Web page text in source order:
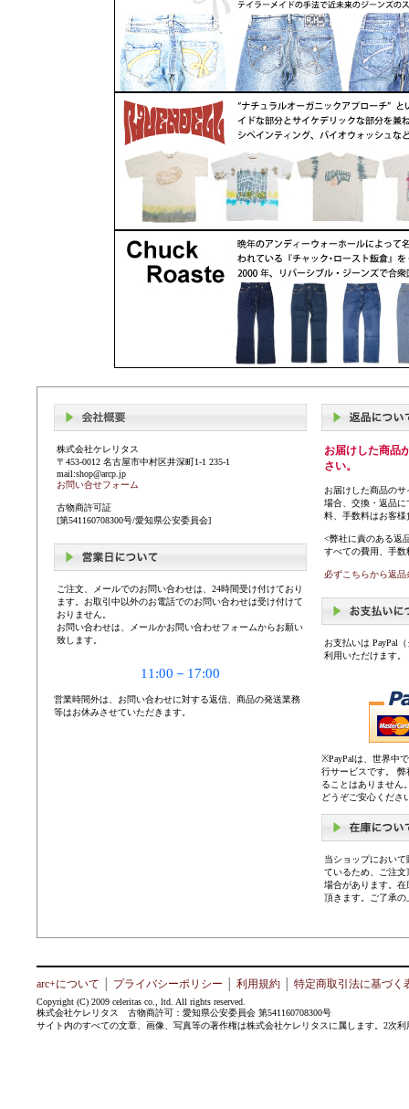
株式会社ケレリタス
〒453-0012 名古屋市中村区井深町1-1 235-1
mail:shop@arcp.jp
お問い合せフォーム
古物商許可証
[第541160708300号/愛知県公安委員会]
ご注文、メールでのお問い合わせは、24時間受け付けており
ます。お取引中以外のお電話でのお問い合わせは受け付けて
おりません。
お問い合わせは、メールかお問い合わせフォームからお願い
致します。
11:00－17:00
営業時間外は、お問い合わせに対する返信、商品の発送業務
等はお休みさせていただきます。
お届けした商品
さい。
お届けした商品の
場合、交換・返品
料、手数料はお客
<弊社に責のある返
すべての費用、手
必ずこちらから返
お支払いは PayPal
利用いただけます。
※PayPalは、世界中
行サービスです。
ることはありません
どうぞご安心くださ
当ショップにおい
ているため、ご注
場合があります。
頂きます。ご了承
arc+について プライバシーポリシー 利用規約 特定商取引法に基づく
Copyright (C) 2009 celeritas co., ltd. All rights reserved.
株式会社ケレリタス 古物商許可：愛知県公安委員会 第541160708300号
サイト内のすべての文章、画像、写真等の著作権は株式会社ケレリタスに属します。2次